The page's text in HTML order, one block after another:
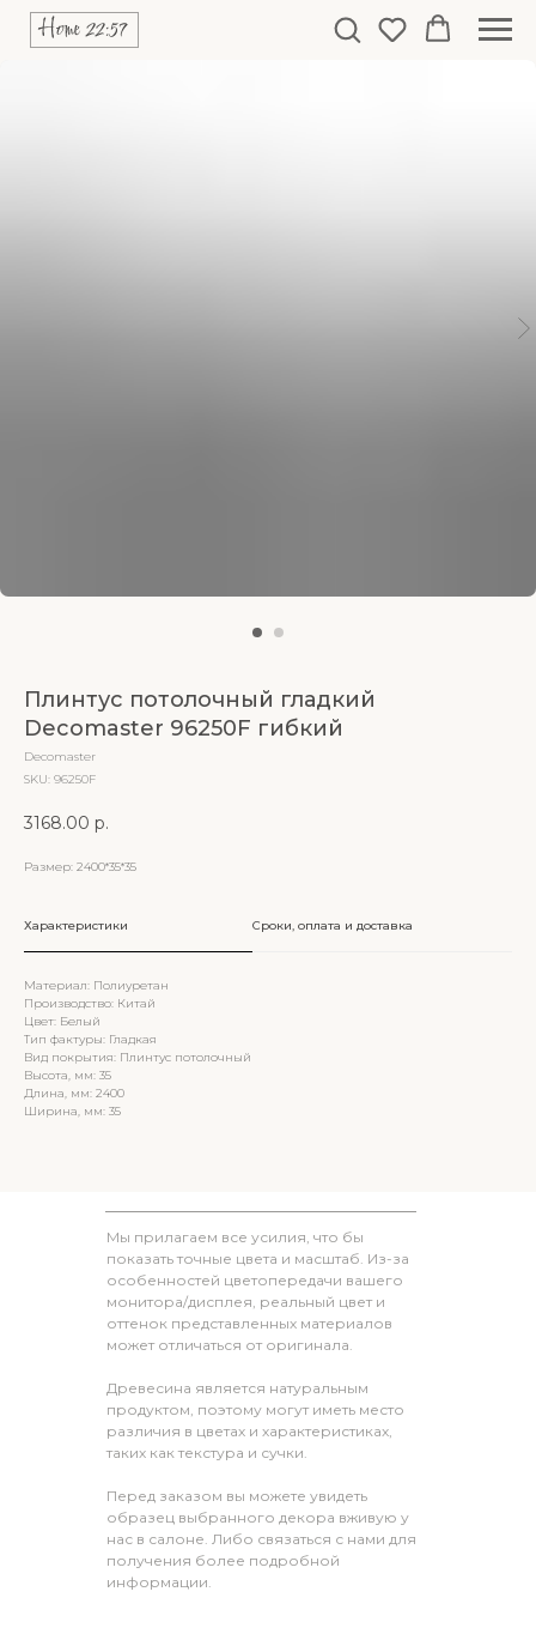
Плинтус потолочный гладкий
Decomaster 96250F гибкий
Decomaster
SKU: 96250F
3168.00 р.
Размер: 2400*35*35
Характеристики Сроки, оплата и доставка
Материал: Полиуретан
Производство: Китай
Цвет: Белый
Тип фактуры: Гладкая
Вид покрытия: Плинтус потолочный
Высота, мм: 35
Длина, мм: 2400
Ширина, мм: 35
Мы прилагаем все усилия, что бы
показать точные цвета и масштаб. Из-за
особенностей цветопередачи вашего
монитора/дисплея, реальный цвет и
оттенок представленных материалов
может отличаться от оригинала.
Древесина является натуральным
продуктом, поэтому могут иметь место
различия в цветах и характеристиках,
таких как текстура и сучки.
Перед заказом вы можете увидеть
образец выбранного декора вживую у
нас в салоне. Либо связаться с нами для
получения более подробной
информации.